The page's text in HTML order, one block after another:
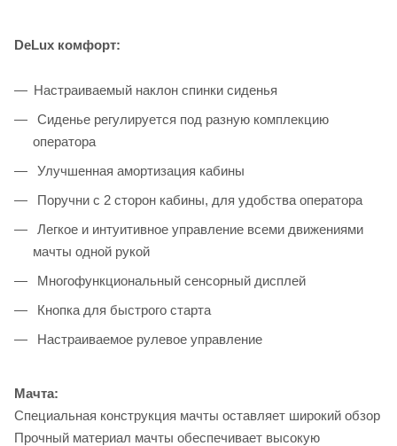
DeLux комфорт:
Настраиваемый наклон спинки сиденья
Сиденье регулируется под разную комплекцию
оператора
Улучшенная амортизация кабины
Поручни с 2 сторон кабины, для удобства оператора
Легкое и интуитивное управление всеми движениями
мачты одной рукой
Многофункциональный сенсорный дисплей
Кнопка для быстрого старта
Настраиваемое рулевое управление
Мачта:
Специальная конструкция мачты оставляет широкий обзор
Прочный материал мачты обеспечивает высокую